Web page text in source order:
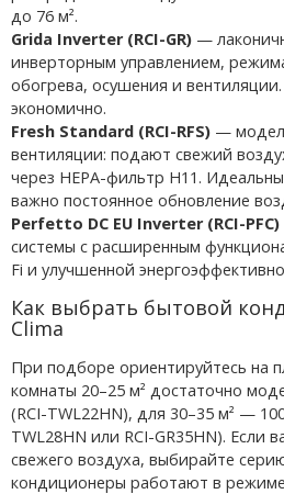
до 76 м².
Grida Inverter (RCI-GR) —
инверторным управлением,
обогрева, осушения и
экономично.
Fresh Standard (RCI-RFS) —
вентиляции: подают свежий
через HEPA-фильтр H11.
важно постоянное обновление
Perfetto DC EU Inverter (RCI-PFC)
системы с расширенным
Fi и улучшенной
Как выбрать бытовой
Clima
При подборе ориентируйтесь на
комнаты 20–25 м² достаточно
(RCI-TWL22HN), для 30–35 м² —
TWL28HN или RCI-GR35HN). Если
свежего воздуха, выбирайте
кондиционеры работают в